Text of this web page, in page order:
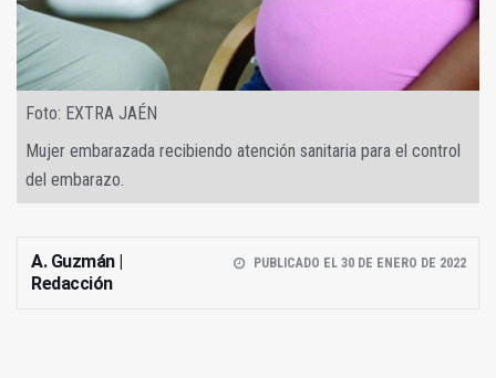
Foto: EXTRA JAÉN
Mujer embarazada recibiendo atención sanitaria para el control
del embarazo.
A. Guzmán |
Redacción
PUBLICADO EL 30 DE ENERO DE 2022